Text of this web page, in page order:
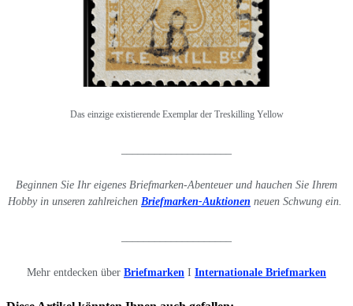
Das einzige existierende Exemplar der Treskilling Yellow
Beginnen Sie Ihr eigenes Briefmarken-Abenteuer und hauchen Sie Ihrem
Hobby in unseren zahlreichen Briefmarken-Auktionen neuen Schwung ein.
Mehr entdecken über Briefmarken I Internationale Briefmarken